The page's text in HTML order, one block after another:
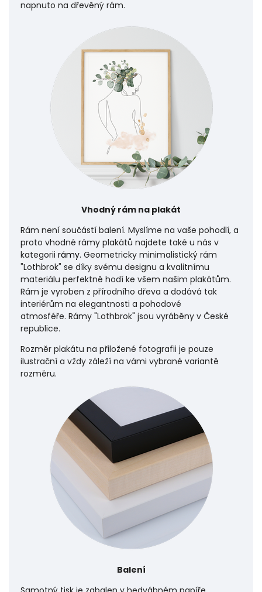
napnuto na dřevěný rám.
Vhodný rám na plakát
Rám není součástí balení. Myslíme na vaše pohodlí, a
proto vhodné rámy plakátů najdete také u nás v
kategorii rámy. Geometricky minimalistický rám
"Lothbrok" se díky svému designu a kvalitnímu
materiálu perfektně hodí ke všem našim plakátům.
Rám je vyroben z přírodního dřeva a dodává tak
interiérům na elegantnosti a pohodové
atmosféře. Rámy "Lothbrok" jsou vyráběny v České
republice.
Rozměr plakátu na přiložené fotografii je pouze
ilustrační a vždy záleží na vámi vybrané variantě
rozměru.
Balení